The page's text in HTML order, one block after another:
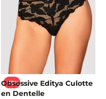
-70%
Obsessive Editya Culotte
en Dentelle